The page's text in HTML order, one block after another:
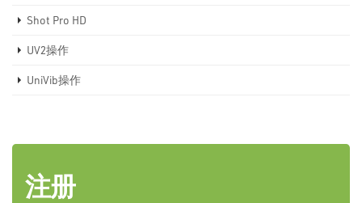
Shot Pro HD
UV2操作
UniVib操作
注册